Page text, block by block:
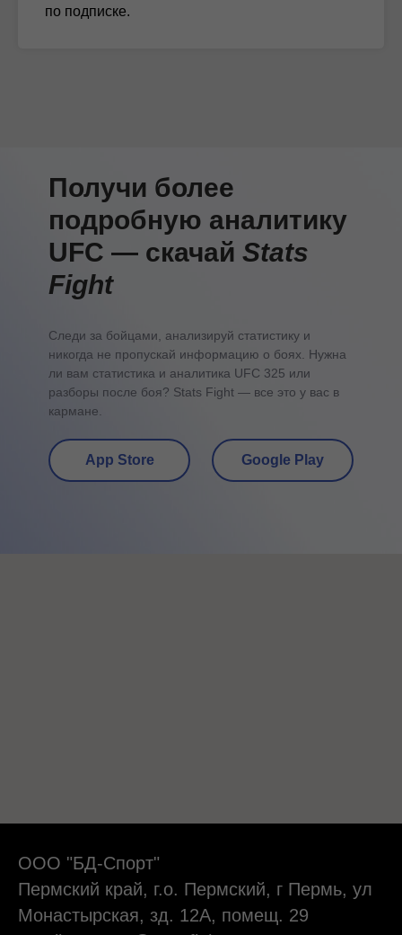
по подписке.
Получи более
подробную аналитику
UFC — скачай Stats
Fight
Следи за бойцами, анализируй статистику и
никогда не пропускай информацию о боях. Нужна
ли вам статистика и аналитика UFC 325 или
разборы после боя? Stats Fight — все это у вас в
кармане.
Google Play
App Store
ООО "БД-Спорт"
Пермский край, г.о. Пермский, г Пермь, ул
Монастырская, зд. 12А, помещ. 29